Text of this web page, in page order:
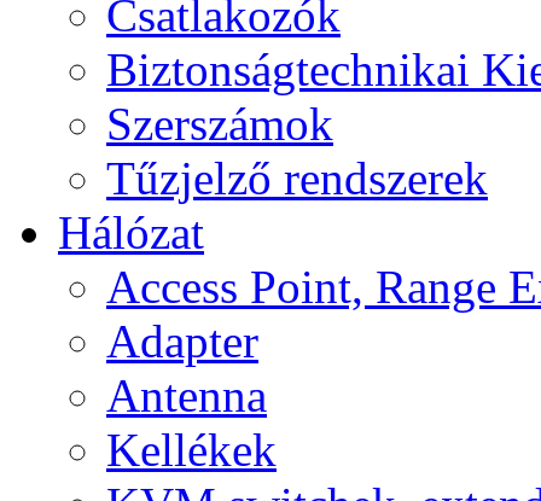
Csatlakozók
Biztonságtechnikai
Szerszámok
Tűzjelző rendszerek
Hálózat
Access Point, Range
Adapter
Antenna
Kellékek